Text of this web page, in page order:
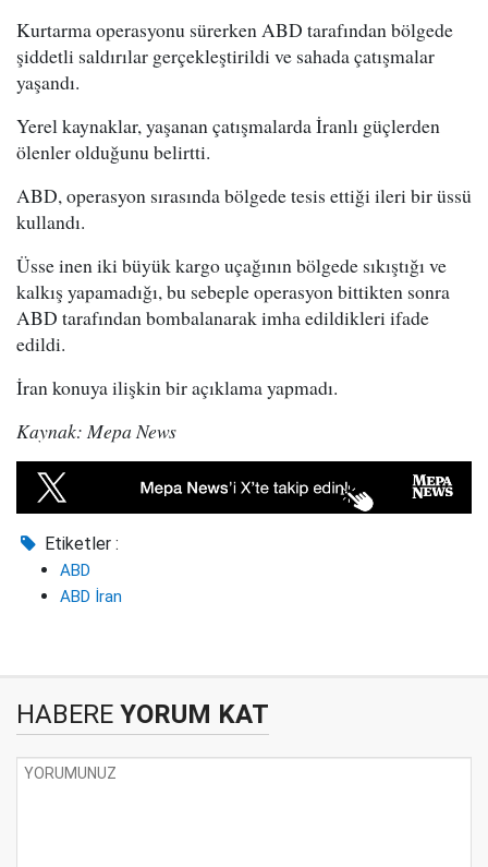
Kurtarma operasyonu sürerken ABD tarafından bölgede
şiddetli saldırılar gerçekleştirildi ve sahada çatışmalar
yaşandı.
Yerel kaynaklar, yaşanan çatışmalarda İranlı güçlerden
ölenler olduğunu belirtti.
ABD, operasyon sırasında bölgede tesis ettiği ileri bir üssü
kullandı.
Üsse inen iki büyük kargo uçağının bölgede sıkıştığı ve
kalkış yapamadığı, bu sebeple operasyon bittikten sonra
ABD tarafından bombalanarak imha edildikleri ifade
edildi.
İran konuya ilişkin bir açıklama yapmadı.
Kaynak: Mepa News
Etiketler :
ABD
ABD İran
HABERE YORUM KAT